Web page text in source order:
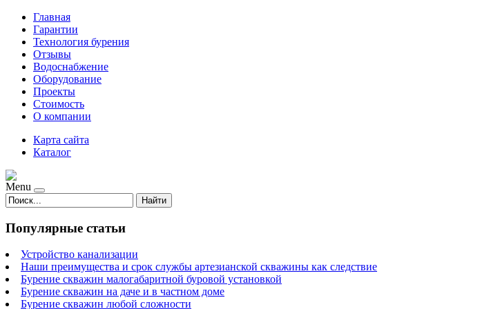
Главная
Гарантии
Технология бурения
Отзывы
Водоснабжение
Оборудование
Проекты
Стоимость
О компании
Карта сайта
Каталог
Menu
Найти
Популярные статьи
Устройство канализации
Наши преимущества и срок службы артезианской скважины как следствие
Бурение скважин малогабаритной буровой установкой
Бурение скважин на даче и в частном доме
Бурение скважин любой сложности